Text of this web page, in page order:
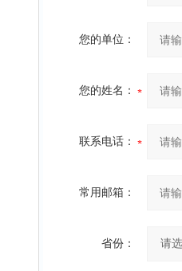
您的单位：
您的姓名：
联系电话：
常用邮箱：
省份：